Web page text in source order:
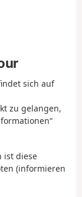
sich auf
zu gelangen,
ist diese
(informieren